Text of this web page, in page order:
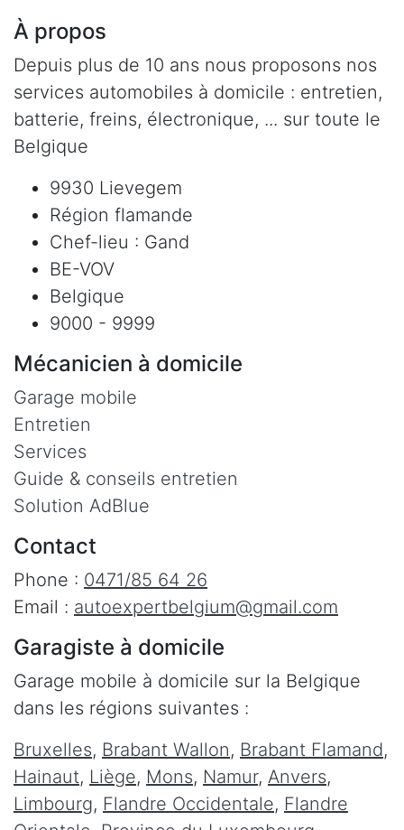
À propos
Depuis plus de 10 ans nous proposons nos
services automobiles à domicile : entretien,
batterie, freins, électronique, ... sur toute le
Belgique
9930 Lievegem
Région flamande
Chef-lieu : Gand
BE-VOV
Belgique
9000 - 9999
Mécanicien à domicile
Garage mobile
Entretien
Services
Guide & conseils entretien
Solution AdBlue
Contact
Phone : 0471/85 64 26
Email : autoexpertbelgium@gmail.com
Garagiste à domicile
Garage mobile à domicile sur la Belgique
dans les régions suivantes :
Bruxelles, Brabant Wallon, Brabant Flamand,
Hainaut, Liège, Mons, Namur, Anvers,
Limbourg, Flandre Occidentale, Flandre